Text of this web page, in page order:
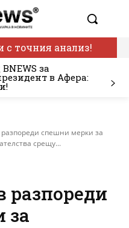
точния анализ!
за
в Афера:
спешни мерки за
срещу...
за